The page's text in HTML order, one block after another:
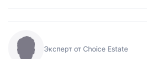
Эксперт от Choice Estate